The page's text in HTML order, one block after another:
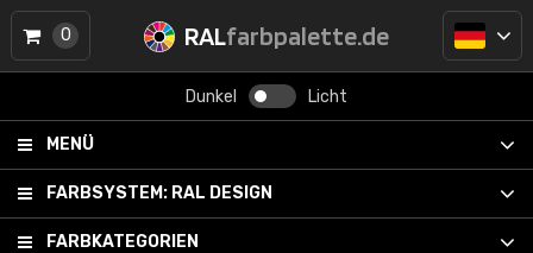
RALfarbpalette.de
Dunkel Licht
MENÜ
FARBSYSTEM: RAL DESIGN
FARBKATEGORIEN
0